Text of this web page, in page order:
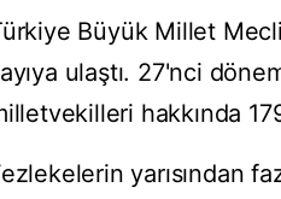
Büyük Millet
ulaştı. 27'nci
hakkında
yarısından